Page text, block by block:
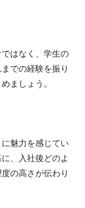
はなく、学生の
での経験を振り
ましょう。
魅力を感じてい
、入社後どのよ
の高さが伝わり